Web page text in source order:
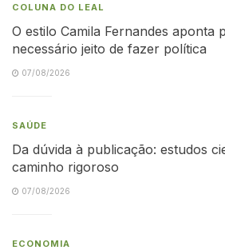
COLUNA DO LEAL
O estilo Camila Fernandes aponta
necessário jeito de fazer política
07/08/2026
SAÚDE
Da dúvida à publicação: estudos
caminho rigoroso
07/08/2026
ECONOMIA